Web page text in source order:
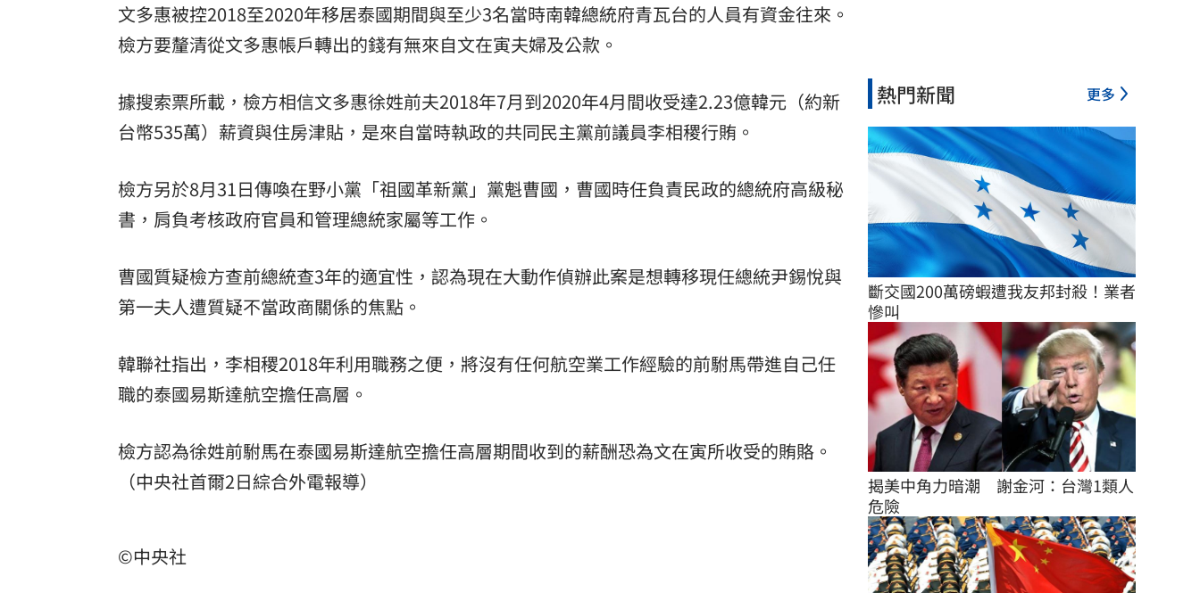
文多惠被控2018至2020年移居泰國期間與至少3名當時南韓總統府青瓦台的人員有資金往來。
檢方要釐清從文多惠帳戶轉出的錢有無來自文在寅夫婦及公款。
據搜索票所載，檢方相信文多惠徐姓前夫2018年7月到2020年4月間收受達2.23億韓元（約新
台幣535萬）薪資與住房津貼，是來自當時執政的共同民主黨前議員李相稷行賄。
檢方另於8月31日傳喚在野小黨「祖國革新黨」黨魁曹國，曹國時任負責民政的總統府高級秘
書，肩負考核政府官員和管理總統家屬等工作。
曹國質疑檢方查前總統查3年的適宜性，認為現在大動作偵辦此案是想轉移現任總統尹錫悅與
第一夫人遭質疑不當政商關係的焦點。
韓聯社指出，李相稷2018年利用職務之便，將沒有任何航空業工作經驗的前駙馬帶進自己任
職的泰國易斯達航空擔任高層。
檢方認為徐姓前駙馬在泰國易斯達航空擔任高層期間收到的薪酬恐為文在寅所收受的賄賂。
（中央社首爾2日綜合外電報導）
©中央社
熱門新聞 更多
斷交國200萬磅蝦遭我友邦封殺！業者
慘叫
揭美中角力暗潮　謝金河：台灣1類人
危險